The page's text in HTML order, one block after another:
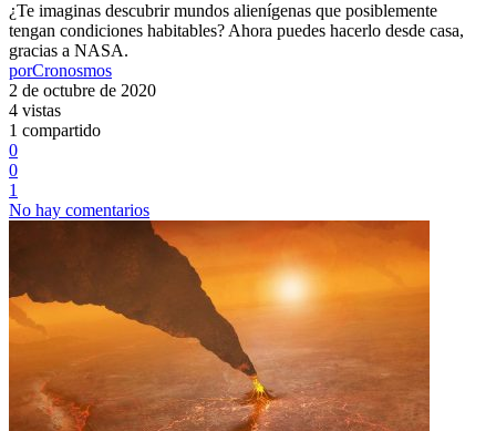
¿Te imaginas descubrir mundos alienígenas que posiblemente
tengan condiciones habitables? Ahora puedes hacerlo desde casa,
gracias a NASA.
porCronosmos
2 de octubre de 2020
4 vistas
1 compartido
0
0
1
No hay comentarios